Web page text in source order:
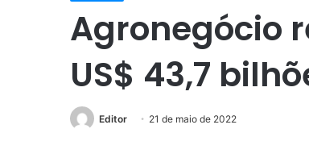
Agronegócio
US$ 43,7
Editor 21 de maio de 2022